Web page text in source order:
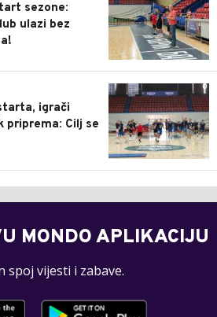
sezone:
ulazi bez
0
igrači
priprema: Cilj se
MONDO APLIKACIJU
spoj vijesti i zabave.